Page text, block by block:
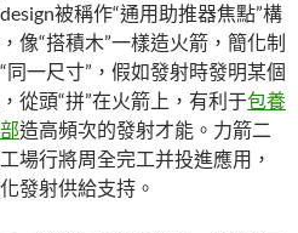
被稱作“通用助推器焦點”構
像“搭積木”一樣造火箭，簡化制
一尺寸”，假如發射時發明某個
從頭“拼”在火箭上，有利于包養
造高頻次的發射才能。力箭二
場行將周全完工并投進應用，
發射供給支持。